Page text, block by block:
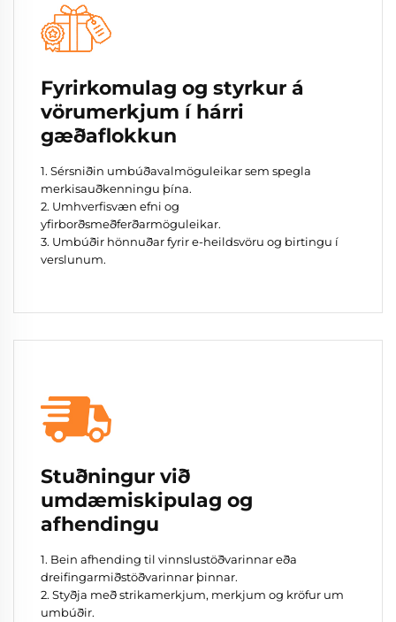
Fyrirkomulag og styrkur á
vörumerkjum í hárri
gæðaflokkun
1. Sérsniðin umbúðavalmöguleikar sem spegla
merkisauðkenningu þína.
2. Umhverfisvæn efni og
yfirborðsmeðferðarmöguleikar.
3. Umbúðir hönnuðar fyrir e-heildsvöru og birtingu í
verslunum.
Stuðningur við
umdæmiskipulag og
afhendingu
1. Bein afhending til vinnslustöðvarinnar eða
dreifingarmiðstöðvarinnar þinnar.
2. Styðja með strikamerkjum, merkjum og kröfur um
umbúðir.